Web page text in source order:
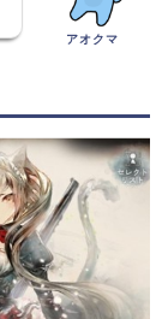
アオクマ